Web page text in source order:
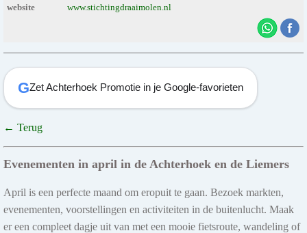
website
www.stichtingdraaimolen.nl
GZet Achterhoek Promotie in je Google-favorieten
← Terug
Evenementen in april in de Achterhoek en de Liemers
April is een perfecte maand om eropuit te gaan. Bezoek markten,
evenementen, voorstellingen en activiteiten in de buitenlucht. Maak
er een compleet dagje uit van met een mooie fietsroute, wandeling of